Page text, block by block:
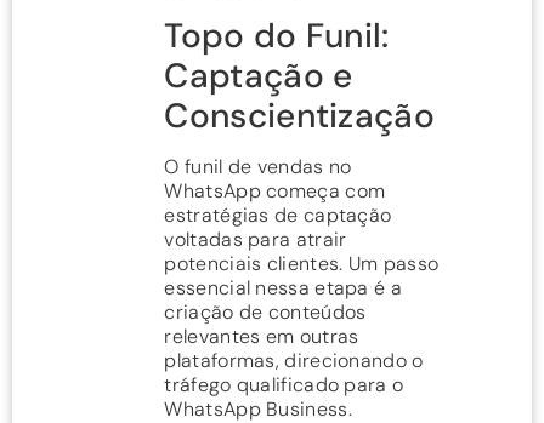
Topo do Funil:
Captação e
Conscientização
O funil de vendas no
WhatsApp começa com
estratégias de captação
voltadas para atrair
potenciais clientes. Um passo
essencial nessa etapa é a
criação de conteúdos
relevantes em outras
plataformas, direcionando o
tráfego qualificado para o
WhatsApp Business.